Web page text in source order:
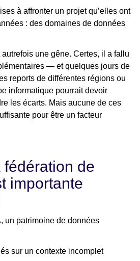
à affronter un projet qu’elles ont
: des domaines de données
une gêne. Certes, il a fallu
— et quelques jours de
reports de différentes régions ou
informatique pourrait devoir
les écarts. Mais aucune de ces
pour être un facteur
de
importante
un patrimoine de données
sur un contexte incomplet